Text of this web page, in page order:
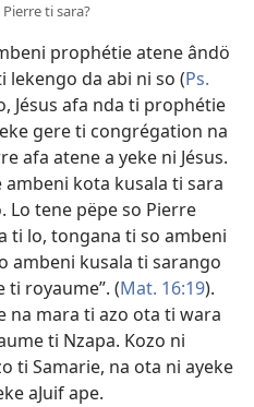
ti sara?
prophétie atene ândö
lekengo da abi ni so (Ps.
Jésus afa nda ti prophétie
gere ti congrégation na
afa atene a yeke ni Jésus.
kota kusala ti sara
Lo tene pëpe so Pierre
ti lo, tongana ti so ambeni
ambeni kusala ti sarango
ti royaume”. (Mat. 16:19).
na mara ti azo ota ti wara
ti Nzapa. Kozo ni
ti Samarie, na ota ni ayeke
aJuif ape.